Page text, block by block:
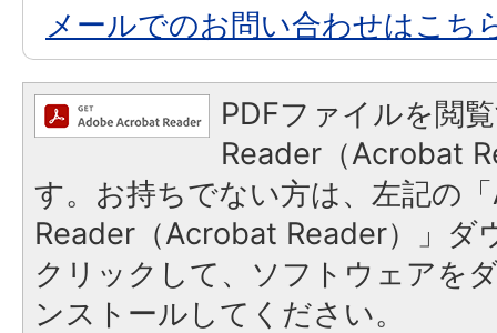
メールでのお問い合わせはこち
PDFファイルを閲
Reader（Acrobat
す。お持ちでない方は、左記の
Reader（Acrobat Reader）」ダ
クリックして、ソフトウェアを
ンストールしてください。